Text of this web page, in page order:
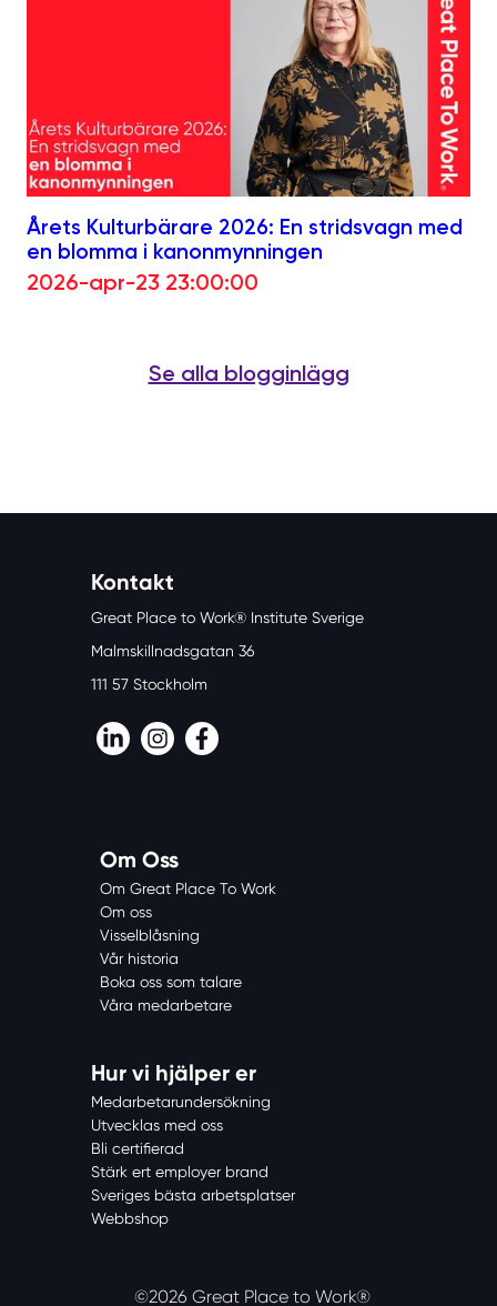
Årets Kulturbärare 2026: En stridsvagn med
en blomma i kanonmynningen
2026-apr-23 23:00:00
Se alla blogginlägg
Kontakt
Great Place to Work® Institute Sverige
Malmskillnadsgatan 36
111 57 Stockholm
LinkedInInstagramFacebook
Om Oss
Om Great Place To Work
Om oss
Visselblåsning
Vår historia
Boka oss som talare
Våra medarbetare
Hur vi hjälper er
Medarbetarundersökning
Utvecklas med oss
Bli certifierad
Stärk ert employer brand
Sveriges bästa arbetsplatser
Webbshop
©2026 Great Place to Work®